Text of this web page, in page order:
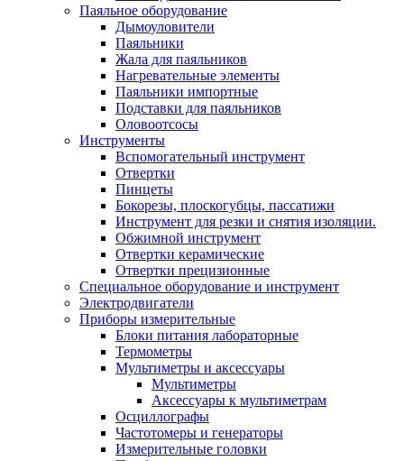
Паяльное оборудование
Дымоуловители
Паяльники
Жала для паяльников
Нагревательные элементы
Паяльники импортные
Подставки для паяльников
Оловоотсосы
Инструменты
Вспомогательный инструмент
Отвертки
Пинцеты
Бокорезы, плоскогубцы, пассатижи
Инструмент для резки и снятия изоляции.
Обжимной инструмент
Отвертки керамические
Отвертки прецизионные
Специальное оборудование и инструмент
Электродвигатели
Приборы измерительные
Блоки питания лабораторные
Термометры
Мультиметры и аксессуары
Мультиметры
Аксессуары к мультиметрам
Осциллографы
Частотомеры и генераторы
Измерительные головки